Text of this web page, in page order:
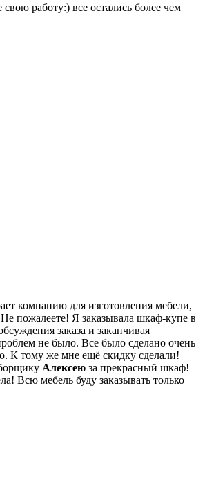
работу:) все остались более чем
компанию для изготовления мебели,
пожалеете! Я заказывала шкаф-купе в
заказа и заканчивая
не было. Все было сделано очень
К тому же мне ещё скидку сделали!
Алексею за прекрасный шкаф!
Всю мебель буду заказывать только